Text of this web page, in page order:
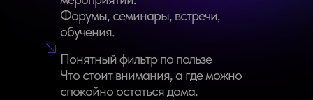
Понятный фильтр по пользе
Что стоит внимания, а где можно
спокойно остаться дома.
Форумы, семинары, встречи,
обучения.